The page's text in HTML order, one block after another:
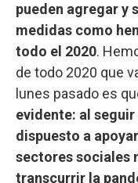
pueden agregar y
medidas como
todo el 2020.
de todo 2020 que
lunes pasado es
evidente: al
dispuesto a
sectores sociales
transcurrir la